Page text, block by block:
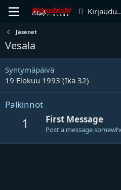
Kirjaudu sisään
Jäsenet
Vesala
Syntymäpäivä
19 Elokuu 1993 (Ikä 32)
Palkinnot
1 First Message
Post a message